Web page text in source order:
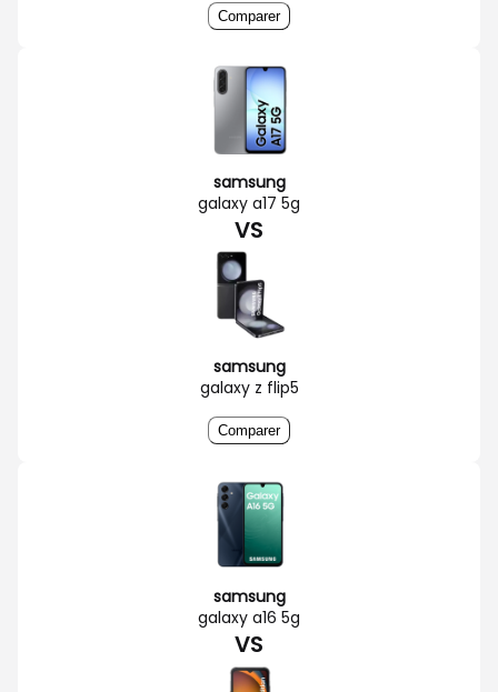
Comparer
samsung
galaxy a17 5g
VS
samsung
galaxy z flip5
Comparer
samsung
galaxy a16 5g
VS